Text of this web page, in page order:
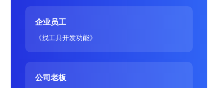
企业员工
《找工具开发功能》
公司老板